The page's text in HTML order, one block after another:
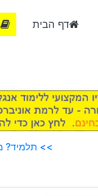
דף הבית
>> תלמיד?